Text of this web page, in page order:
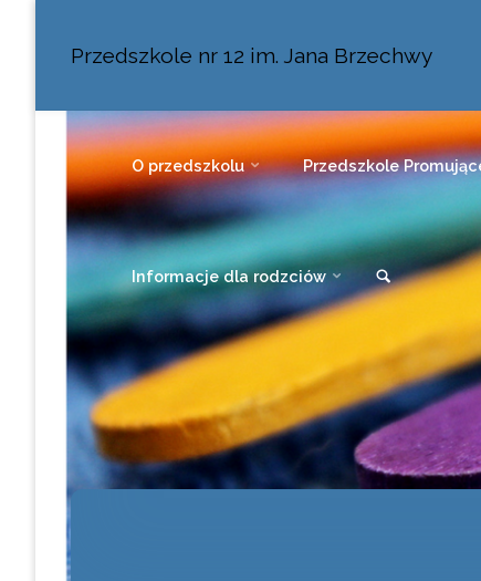
Przedszkole nr 12 im. Jana Brzechwy
O przedszkolu Przedszkole
Informacje dla rodzciów